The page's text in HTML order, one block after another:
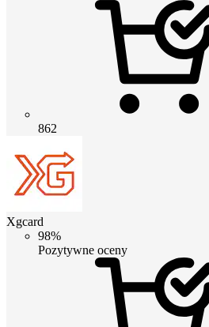
862
Xgcard
98%
Pozytywne oceny